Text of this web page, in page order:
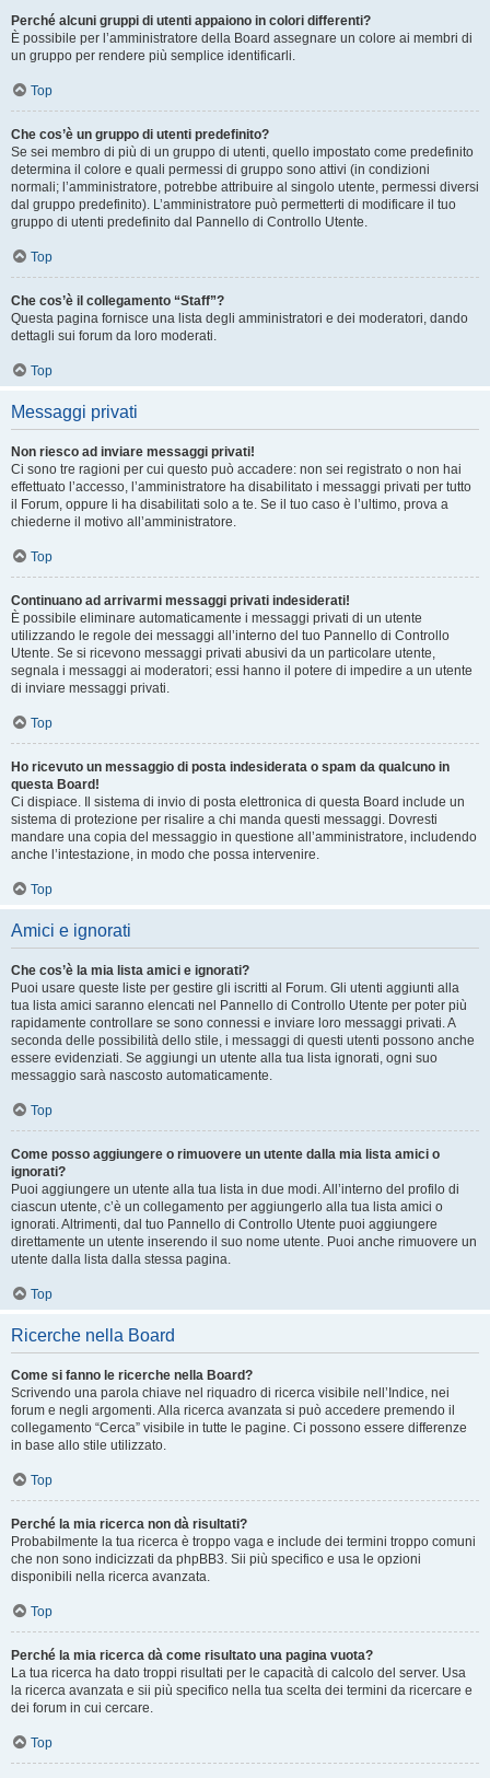
Perché alcuni gruppi di utenti appaiono in colori differenti?
È possibile per l’amministratore della Board assegnare un colore ai membri di
un gruppo per rendere più semplice identificarli.
Top
Che cos’è un gruppo di utenti predefinito?
Se sei membro di più di un gruppo di utenti, quello impostato come predefinito
determina il colore e quali permessi di gruppo sono attivi (in condizioni
normali; l’amministratore, potrebbe attribuire al singolo utente, permessi diversi
dal gruppo predefinito). L’amministratore può permetterti di modificare il tuo
gruppo di utenti predefinito dal Pannello di Controllo Utente.
Top
Che cos’è il collegamento “Staff”?
Questa pagina fornisce una lista degli amministratori e dei moderatori, dando
dettagli sui forum da loro moderati.
Top
Messaggi privati
Non riesco ad inviare messaggi privati!
Ci sono tre ragioni per cui questo può accadere: non sei registrato o non hai
effettuato l’accesso, l’amministratore ha disabilitato i messaggi privati per tutto
il Forum, oppure li ha disabilitati solo a te. Se il tuo caso è l’ultimo, prova a
chiederne il motivo all’amministratore.
Top
Continuano ad arrivarmi messaggi privati indesiderati!
È possibile eliminare automaticamente i messaggi privati ​​di un utente
utilizzando le regole dei messaggi all’interno del tuo Pannello di Controllo
Utente. Se si ricevono messaggi privati ​​abusivi da un particolare utente,
segnala i messaggi ai moderatori; essi hanno il potere di impedire a un utente
di inviare messaggi privati​​.
Top
Ho ricevuto un messaggio di posta indesiderata o spam da qualcuno in
questa Board!
Ci dispiace. Il sistema di invio di posta elettronica di questa Board include un
sistema di protezione per risalire a chi manda questi messaggi. Dovresti
mandare una copia del messaggio in questione all’amministratore, includendo
anche l’intestazione, in modo che possa intervenire.
Top
Amici e ignorati
Che cos’è la mia lista amici e ignorati?
Puoi usare queste liste per gestire gli iscritti al Forum. Gli utenti aggiunti alla
tua lista amici saranno elencati nel Pannello di Controllo Utente per poter più
rapidamente controllare se sono connessi e inviare loro messaggi privati. A
seconda delle possibilità dello stile, i messaggi di questi utenti possono anche
essere evidenziati. Se aggiungi un utente alla tua lista ignorati, ogni suo
messaggio sarà nascosto automaticamente.
Top
Come posso aggiungere o rimuovere un utente dalla mia lista amici o
ignorati?
Puoi aggiungere un utente alla tua lista in due modi. All’interno del profilo di
ciascun utente, c’è un collegamento per aggiungerlo alla tua lista amici o
ignorati. Altrimenti, dal tuo Pannello di Controllo Utente puoi aggiungere
direttamente un utente inserendo il suo nome utente. Puoi anche rimuovere un
utente dalla lista dalla stessa pagina.
Top
Ricerche nella Board
Come si fanno le ricerche nella Board?
Scrivendo una parola chiave nel riquadro di ricerca visibile nell’Indice, nei
forum e negli argomenti. Alla ricerca avanzata si può accedere premendo il
collegamento “Cerca” visibile in tutte le pagine. Ci possono essere differenze
in base allo stile utilizzato.
Top
Perché la mia ricerca non dà risultati?
Probabilmente la tua ricerca è troppo vaga e include dei termini troppo comuni
che non sono indicizzati da phpBB3. Sii più specifico e usa le opzioni
disponibili nella ricerca avanzata.
Top
Perché la mia ricerca dà come risultato una pagina vuota?
La tua ricerca ha dato troppi risultati per le capacità di calcolo del server. Usa
la ricerca avanzata e sii più specifico nella tua scelta dei termini da ricercare e
dei forum in cui cercare.
Top